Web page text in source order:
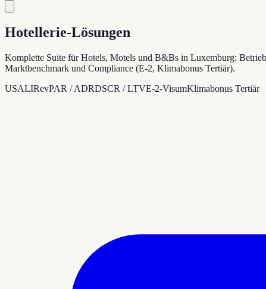
Hotellerie-Lösungen
Komplette Suite für Hotels, Motels und B&Bs in Luxemburg:
Marktbenchmark und Compliance (E-2, Klimabonus Tertiär).
USALIRevPAR / ADRDSCR / LTVE-2-VisumKlimabonus Tertiär